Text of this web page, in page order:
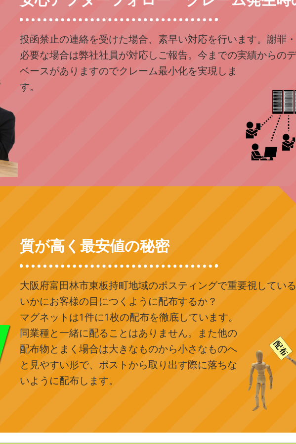
投函禁止の連絡を受けた場合、素早い対応を行います。謝罪
必要な場合は弊社社員が対応しご報告。今までの実績からの
ベースがありますのでクレーム最小化を実現しま
す。
質が高く最安値の秘密
大阪府富田林市東板持町地域のポスティングで重要視している
いかにお客様の目につくように配布するか？
マグネットは1件に1枚の配布を徹底しています。
同業種と一緒に配ることはありません。また他の
配布物とまく場合は大きなものから小さなものへ
と見やすい形で、ポストから取り出す際に落ちな
いように配布します。